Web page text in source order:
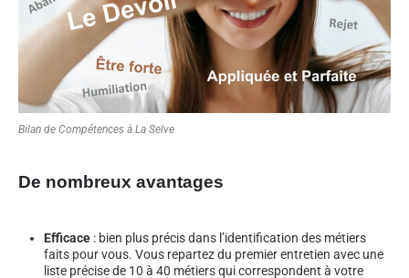
Bilan de Compétences à La Selve
De nombreux avantages
Efficace : bien plus précis dans l’identification des métiers
faits pour vous. Vous repartez du premier entretien avec une
liste précise de 10 à 40 métiers qui correspondent à votre